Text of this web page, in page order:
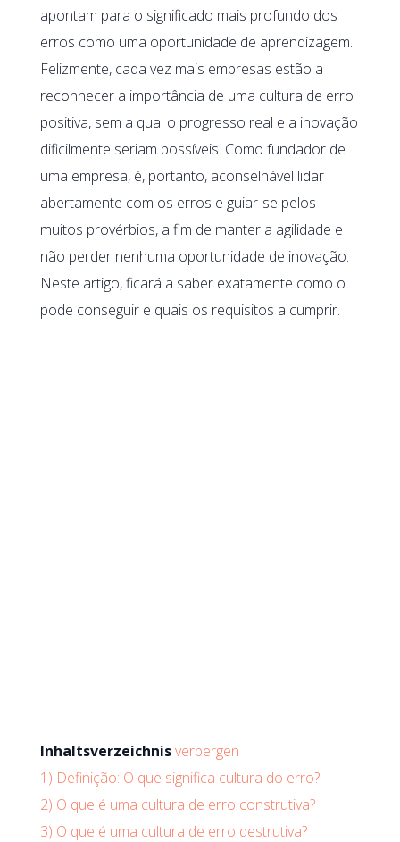
apontam para o significado mais profundo dos
erros como uma oportunidade de aprendizagem.
Felizmente, cada vez mais empresas estão a
reconhecer a importância de uma cultura de erro
positiva, sem a qual o progresso real e a inovação
dificilmente seriam possíveis. Como fundador de
uma empresa, é, portanto, aconselhável lidar
abertamente com os erros e guiar-se pelos
muitos provérbios, a fim de manter a agilidade e
não perder nenhuma oportunidade de inovação.
Neste artigo, ficará a saber exatamente como o
pode conseguir e quais os requisitos a cumprir.
Inhaltsverzeichnisverbergen
1) Definição: O que significa cultura do erro?
2) O que é uma cultura de erro construtiva?
3) O que é uma cultura de erro destrutiva?